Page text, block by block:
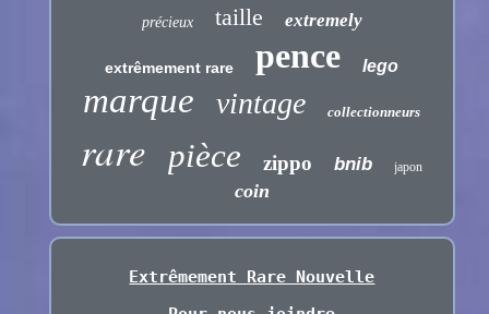
précieux taille extremely
extrêmement rare pence lego
marque vintage collectionneurs
rare pièce zippo bnib japon
coin
Extrêmement Rare Nouvelle